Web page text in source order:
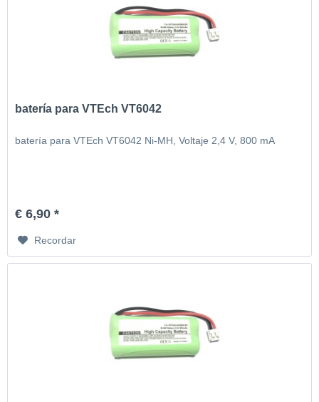
batería para VTEch VT6042
batería para VTEch VT6042 Ni-MH, Voltaje 2,4 V, 800 mA
€ 6,90 *
Recordar